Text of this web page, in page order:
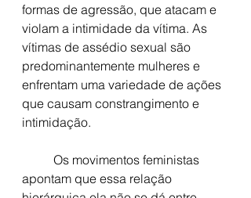
formas de agressão, que atacam e
violam a intimidade da vítima. As
vítimas de assédio sexual são
predominantemente mulheres e
enfrentam uma variedade de ações
que causam constrangimento e
intimidação.
apontam que essa relação